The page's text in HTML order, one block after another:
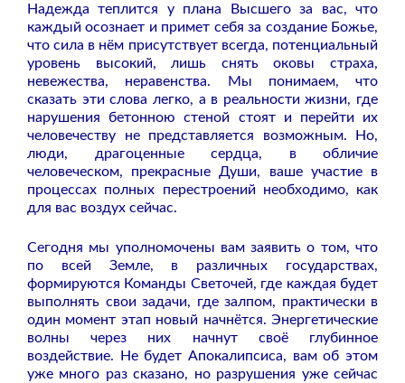
Надежда теплится у плана Высшего за вас, что
каждый осознает и примет себя за создание Божье,
что сила в нём присутствует всегда, потенциальный
уровень высокий, лишь снять оковы страха,
невежества, неравенства. Мы понимаем, что
сказать эти слова легко, а в реальности жизни, где
нарушения бетонною стеной стоят и перейти их
человечеству не представляется возможным. Но,
люди, драгоценные сердца, в обличие
человеческом, прекрасные Души, ваше участие в
процессах полных перестроений необходимо, как
для вас воздух сейчас.
Сегодня мы уполномочены вам заявить о том, что
по всей Земле, в различных государствах,
формируются Команды Светочей, где каждая будет
выполнять свои задачи, где залпом, практически в
один момент этап новый начнётся. Энергетические
волны через них начнут своё глубинное
воздействие. Не будет Апокалипсиса, вам об этом
уже много раз сказано, но разрушения уже сейчас